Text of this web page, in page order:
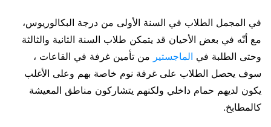
في المجمل الطلاب في السنة الأولى من درجة البكالوريوس،
مع أنّه في بعض الأحيان قد يتمكن طلاب السنة الثانية والثالثة
وحتى الطلبة في الماجستير من تأمين غرفة في القاعات ،
سوف يحصل الطلاب على غرفة نوم خاصة بهم وعلى الأغلب
يكون لديهم حمام داخلي ولكنهم يتشاركون مناطق المعيشة
كالمطابخ.